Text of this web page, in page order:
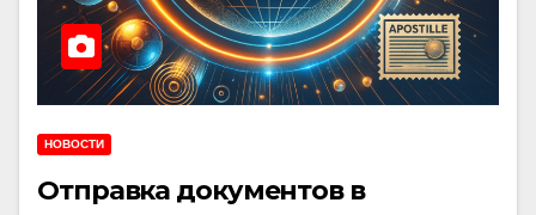
НОВОСТИ
Отправка документов в